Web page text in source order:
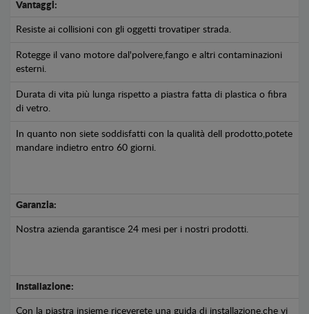
Vantaggi:
Resiste ai collisioni con gli oggetti trovatiper strada.
Rotegge il vano motore dal'polvere,fango e altri contaminazioni
esterni.
Durata di vita più lunga rispetto a piastra fatta di plastica o fibra
di vetro.
In quanto non siete soddisfatti con la qualità dell prodotto,potete
mandare indietro entro 60 giorni.
Garanzia:
Nostra azienda garantisce 24 mesi per i nostri prodotti.
Installazione:
Con la piastra insieme riceverete una guida di installazione,che vi